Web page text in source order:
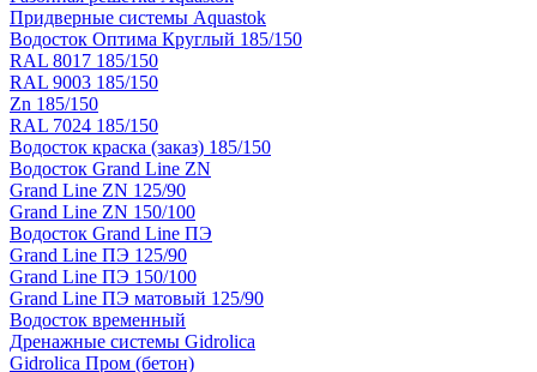
Придверные системы Aquastok
Водосток Оптима Круглый 185/150
RAL 8017 185/150
RAL 9003 185/150
Zn 185/150
RAL 7024 185/150
Водосток краска (заказ) 185/150
Водосток Grand Line ZN
Grand Line ZN 125/90
Grand Line ZN 150/100
Водосток Grand Line ПЭ
Grand Line ПЭ 125/90
Grand Line ПЭ 150/100
Grand Line ПЭ матовый 125/90
Водосток временный
Дренажные системы Gidrolica
Gidrolica Пром (бетон)